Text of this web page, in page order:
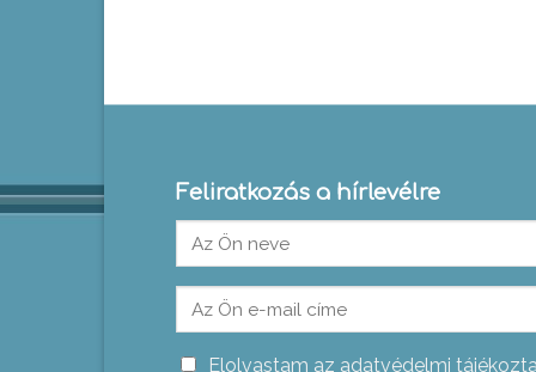
Feliratkozás a hírlevélre
Elolvastam az adatvédelmi